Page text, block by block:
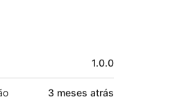
1.0.0
3 meses atrás